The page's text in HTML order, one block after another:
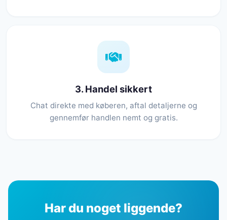
3. Handel sikkert
Chat direkte med køberen, aftal detaljerne og
gennemfør handlen nemt og gratis.
Har du noget liggende?